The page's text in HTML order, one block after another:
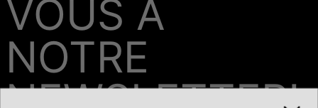
VOUS À
NOTRE